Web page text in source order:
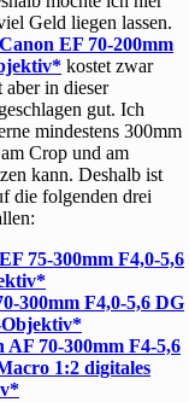
Geld liegen lassen.
Canon EF 70-200mm
kostet zwar
aber in dieser
gut. Ich
mindestens 300mm
Crop und am
kann. Deshalb ist
die folgenden drei
75-300mm F4,0-5,6
300mm F4,0-5,6 DG
AF 70-300mm F4-5,6
1:2 digitales